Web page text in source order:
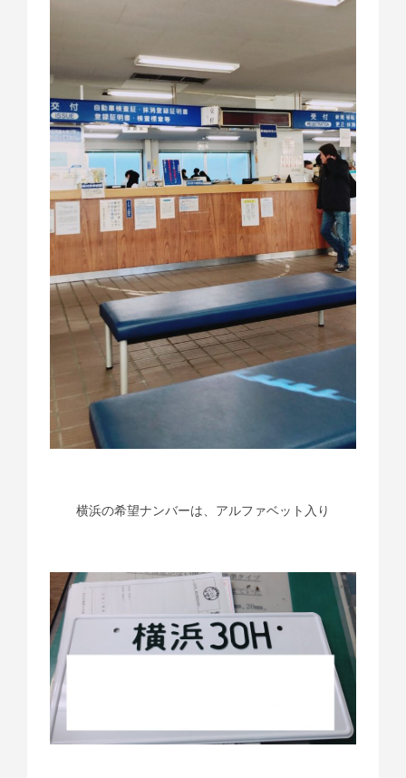
横浜の希望ナンバーは、アルファベット入り